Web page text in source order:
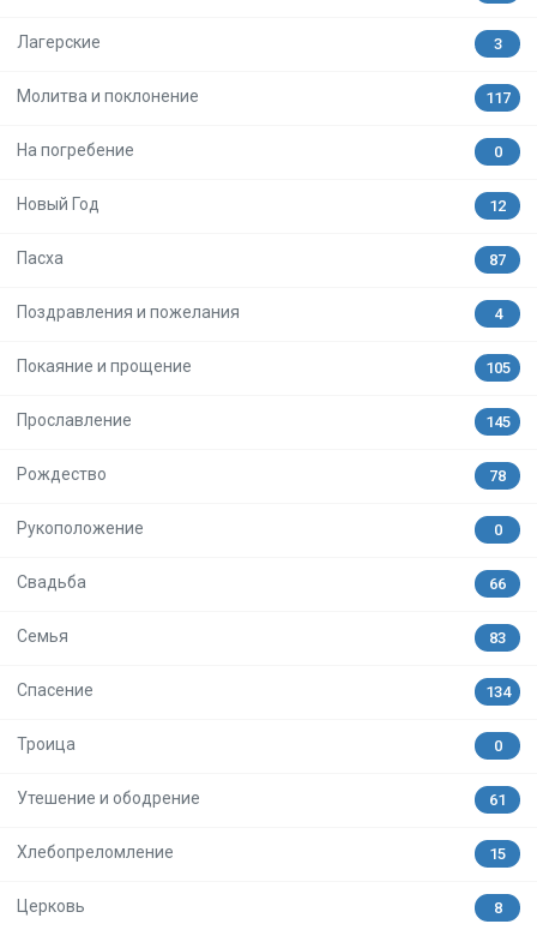
Лагерские 3
Молитва и поклонение 117
На погребение 0
Новый Год 12
Пасха 87
Поздравления и пожелания 4
Покаяние и прощение 105
Прославление 145
Рождество 78
Рукоположение 0
Свадьба 66
Семья 83
Спасение 134
Троица 0
Утешение и ободрение 61
Хлебопреломление 15
Церковь 8